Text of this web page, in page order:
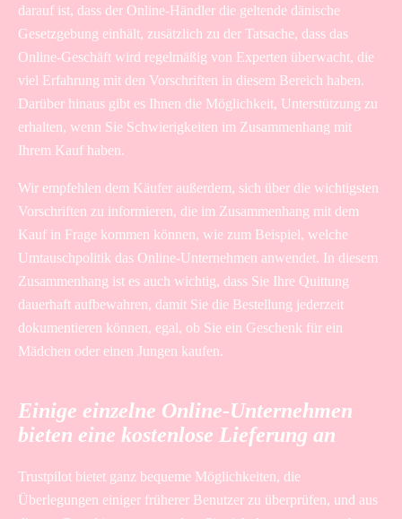
darauf ist, dass der Online-Händler die geltende dänische
Gesetzgebung einhält, zusätzlich zu der Tatsache, dass das
Online-Geschäft wird regelmäßig von Experten überwacht, die
viel Erfahrung mit den Vorschriften in diesem Bereich haben.
Darüber hinaus gibt es Ihnen die Möglichkeit, Unterstützung zu
erhalten, wenn Sie Schwierigkeiten im Zusammenhang mit
Ihrem Kauf haben.
Wir empfehlen dem Käufer außerdem, sich über die wichtigsten
Vorschriften zu informieren, die im Zusammenhang mit dem
Kauf in Frage kommen können, wie zum Beispiel, welche
Umtauschpolitik das Online-Unternehmen anwendet. In diesem
Zusammenhang ist es auch wichtig, dass Sie Ihre Quittung
dauerhaft aufbewahren, damit Sie die Bestellung jederzeit
dokumentieren können, egal, ob Sie ein Geschenk für ein
Mädchen oder einen Jungen kaufen.
Einige einzelne Online-Unternehmen
bieten eine kostenlose Lieferung an
Trustpilot bietet ganz bequeme Möglichkeiten, die
Überlegungen einiger früherer Benutzer zu überprüfen, und aus